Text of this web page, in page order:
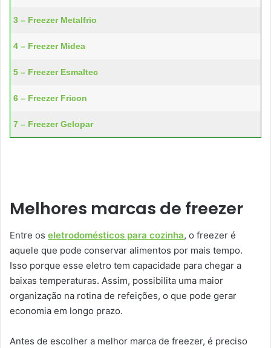
3 – Freezer Metalfrio
4 – Freezer Midea
5 – Freezer Esmaltec
6 – Freezer Fricon
7 – Freezer Gelopar
Melhores marcas de freezer
Entre os eletrodomésticos para cozinha, o freezer é
aquele que pode conservar alimentos por mais tempo.
Isso porque esse eletro tem capacidade para chegar a
baixas temperaturas. Assim, possibilita uma maior
organização na rotina de refeições, o que pode gerar
economia em longo prazo.
Antes de escolher a melhor marca de freezer, é preciso